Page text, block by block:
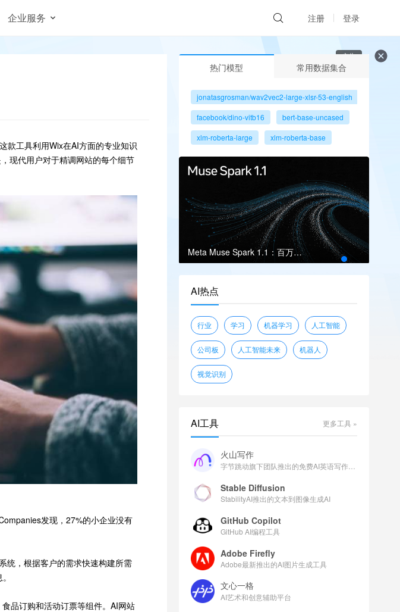
广告
企业服务 注册 登录
款工具利用Wix在AI方面的专业知识
现代用户对于精调网站的每个细节
发现，27%的小企业没有
统，根据客户的需求快速构建所需
品订购和活动订票等组件。AI网站
热门模型 常用数据集合
jonatasgrosman/wav2vec2-large-xlsr-53-english
facebook/dino-vitb16
bert-base-uncased
xlm-roberta-large
xlm-roberta-base
gpt2
microsoft/resnet-50
facebook/dino-vits8
Meta Muse Spark 1.1：百万上下文瞄准多智能体
piqa
EleutherAI/lambada_openai
facebook/flores
AI热点
行业 学习 机器学习 人工智能
公司板 人工智能未来 机器人
视觉识别
AI工具 更多工具 »
火山写作
Stable Diffusion
StabilityAI推出的文本到图像生成AI
GitHub Copilot
GitHub AI编程工具
Adobe Firefly
Adobe最新推出的AI图片生成工具
文心一格
AI艺术和创意辅助平台